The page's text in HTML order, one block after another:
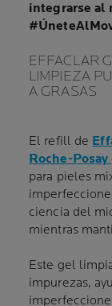
integrarse al
EFFACLAR
LIMPIEZA
A GRASAS
El refill de
Roche-Posay
para pieles
ciencia del
mientras
Este gel
impurezas,